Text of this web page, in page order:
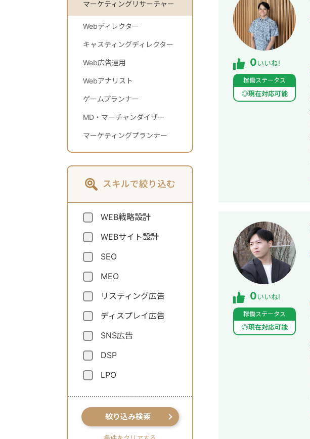
マーケティングリサーチャー
Webディレクター
キャスティングディレクター
Web広告運用
Webアナリスト
ゲームプランナー
MD・マーチャンダイザー
マーケティングプランナー
スキルで絞り込む
WEB戦略設計
WEBサイト設計
SEO
MEO
リスティング広告
ディスプレイ広告
SNS広告
DSP
LPO
絞り込み検索
0いいね!
稼働ステータス
◎現在対応可能
0いいね!
稼働ステータス
◎現在対応可能